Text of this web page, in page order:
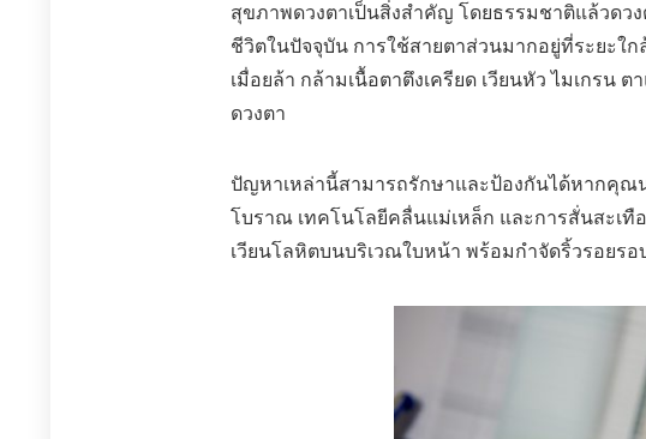
สุขภาพดวงตาเป็นสิ่งสำคัญ โดยธรรมชาติแล้วดว
ชีวิตในปัจจุบัน การใช้สายตาส่วนมากอยู่ที่ระยะใ
เมื่อยล้า กล้ามเนื้อตาตึงเครียด เวียนหัว ไมเกรน
ดวงตา
ปัญหาเหล่านี้สามารถรักษาและป้องกันได้หากคุณน
โบราณ เทคโนโลยีคลื่นแม่เหล็ก และการสั่นสะเ
เวียนโลหิตบนบริเวณใบหน้า พร้อมกำจัดริ้วรอยรอ